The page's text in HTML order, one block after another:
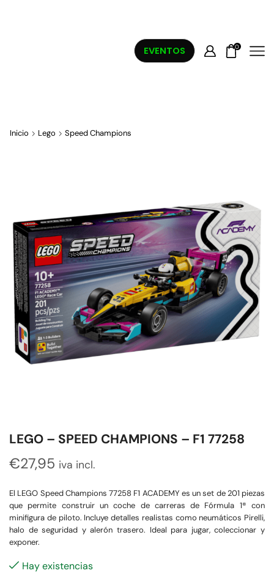
EVENTOS 0
Inicio Lego Speed Champions
LEGO – SPEED CHAMPIONS – F1 77258
€27,95 iva incl.
El LEGO Speed Champions 77258 F1 ACADEMY es un set de 201 piezas
que permite construir un coche de carreras de Fórmula 1® con
minifigura de piloto. Incluye detalles realistas como neumáticos Pirelli,
halo de seguridad y alerón trasero. Ideal para jugar, coleccionar y
exponer.
Hay existencias